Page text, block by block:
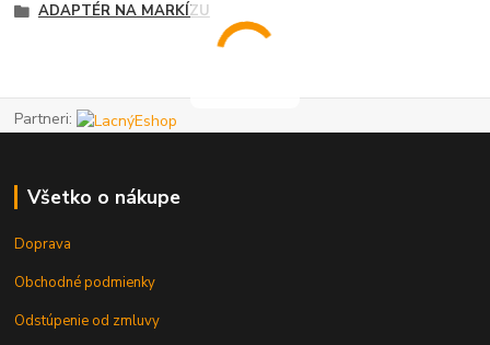
ADAPTÉR NA MARKÍZU
Partneri:
Všetko o nákupe
Doprava
Obchodné podmienky
Odstúpenie od zmluvy